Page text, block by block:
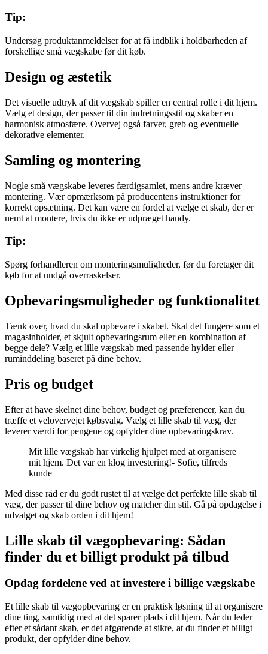
Tip:
Undersøg produktanmeldelser for at få indblik i holdbarheden af
forskellige små vægskabe før dit køb.
Design og æstetik
Det visuelle udtryk af dit vægskab spiller en central rolle i dit hjem.
Vælg et design, der passer til din indretningsstil og skaber en
harmonisk atmosfære. Overvej også farver, greb og eventuelle
dekorative elementer.
Samling og montering
Nogle små vægskabe leveres færdigsamlet, mens andre kræver
montering. Vær opmærksom på producentens instruktioner for
korrekt opsætning. Det kan være en fordel at vælge et skab, der er
nemt at montere, hvis du ikke er udpræget handy.
Tip:
Spørg forhandleren om monteringsmuligheder, før du foretager dit
køb for at undgå overraskelser.
Opbevaringsmuligheder og funktionalitet
Tænk over, hvad du skal opbevare i skabet. Skal det fungere som et
magasinholder, et skjult opbevaringsrum eller en kombination af
begge dele? Vælg et lille vægskab med passende hylder eller
ruminddeling baseret på dine behov.
Pris og budget
Efter at have skelnet dine behov, budget og præferencer, kan du
træffe et velovervejet købsvalg. Vælg et lille skab til væg, der
leverer værdi for pengene og opfylder dine opbevaringskrav.
Mit lille vægskab har virkelig hjulpet med at organisere
mit hjem. Det var en klog investering!- Sofie, tilfreds
kunde
Med disse råd er du godt rustet til at vælge det perfekte lille skab til
væg, der passer til dine behov og matcher din stil. Gå på opdagelse i
udvalget og skab orden i dit hjem!
Lille skab til vægopbevaring: Sådan
finder du et billigt produkt på tilbud
Opdag fordelene ved at investere i billige vægskabe
Et lille skab til vægopbevaring er en praktisk løsning til at organisere
dine ting, samtidig med at det sparer plads i dit hjem. Når du leder
efter et sådant skab, er det afgørende at sikre, at du finder et billigt
produkt, der opfylder dine behov.